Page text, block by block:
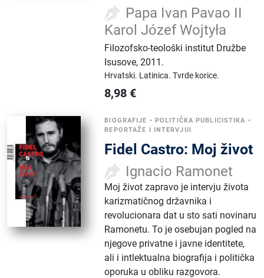
Papa Ivan Pavao II
Karol Józef Wojtyła
Filozofsko-teološki institut Družbe
Isusove,2011.
Hrvatski. Latinica.Tvrde korice.
8,98 €
BIOGRAFIJE • POLITIČKA PUBLICISTIKA •
REPORTAŽE I INTERVJUI
Fidel Castro: Moj život
Ignacio Ramonet
Moj život zapravo je intervju života
karizmatičnog državnika i
revolucionara dat u sto sati novinaru
Ramonetu. To je osebujan pogled na
njegove privatne i javne identitete,
ali i intlektualna biografija i politička
oporuka u obliku razgovora.